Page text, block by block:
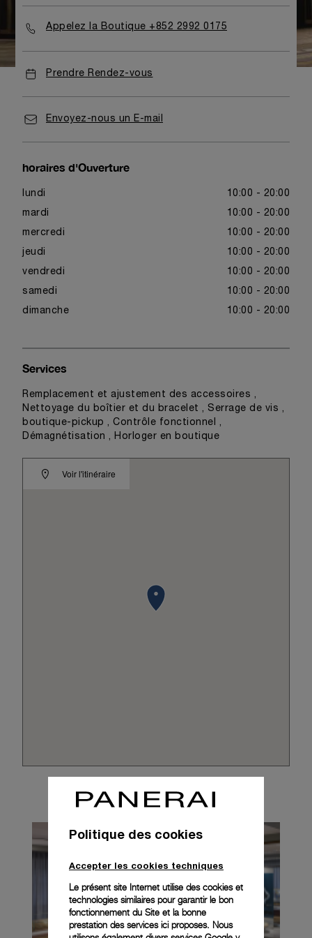
Appelez la Boutique +852 2992 0175
Prendre Rendez-vous
Envoyez-nous un E-mail
horaires d'Ouverture
lundi 10:00 - 20:00
mardi 10:00 - 20:00
mercredi 10:00 - 20:00
jeudi 10:00 - 20:00
vendredi 10:00 - 20:00
samedi 10:00 - 20:00
dimanche 10:00 - 20:00
Voir l'itinéraire
Services
Remplacement et ajustement des accessoires ,
Nettoyage du boîtier et du bracelet , Serrage de vis ,
boutique-pickup , Contrôle fonctionnel ,
Démagnétisation , Horloger en boutique
Politique des cookies
Accepter les cookies techniques
Le présent site Internet utilise des cookies et
technologies similaires pour garantir le bon
fonctionnement du Site et la bonne
prestation des services ici proposes. Nous